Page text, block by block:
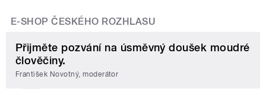
E-SHOP ČESKÉHO ROZHLASU
Přijměte pozvání na úsměvný doušek moudré
člověčiny.
František Novotný, moderátor